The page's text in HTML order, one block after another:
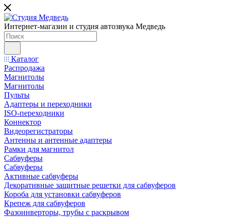
Интернет-магазин и студия автозвука Медведь
Каталог
Распродажа
Магнитолы
Магнитолы
Пульты
Адаптеры и переходники
ISO-переходники
Коннектор
Видеорегистраторы
Антенны и антенные адаптеры
Рамки для магнитол
Сабвуферы
Сабвуферы
Активные сабвуферы
Декоративные защитные решетки для сабвуферов
Короба для установки сабвуферов
Крепеж для сабвуферов
Фазоинверторы, трубы с раскрывом